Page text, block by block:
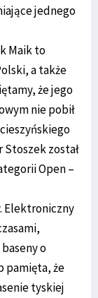
jednego
Maik to
a także
że jego
nie pobił
został
Open –
Elektroniczny
o
pamięta, że
tyskiej